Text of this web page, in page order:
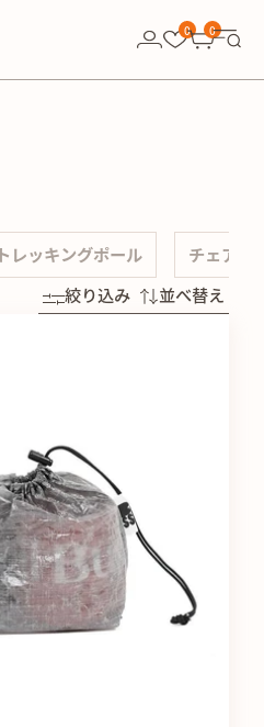
0 0
トレッキングポール チェア
絞り込み 並べ替え